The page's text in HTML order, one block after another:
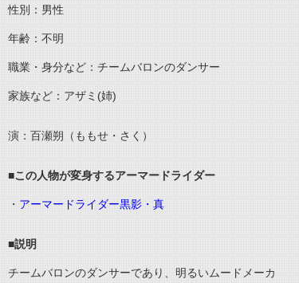
性別：男性
年齢：不明
職業・身分など：チームバロンのダンサー
家族など：アザミ(姉)
演：百瀬朔（ももせ・さく）
■この人物が変身するアーマードライダー
・ アーマードライダー黒影・真
■説明
チームバロンのダンサーであり、明るいムードメーカ